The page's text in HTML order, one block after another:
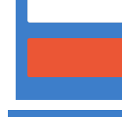
Terms
and
conditions